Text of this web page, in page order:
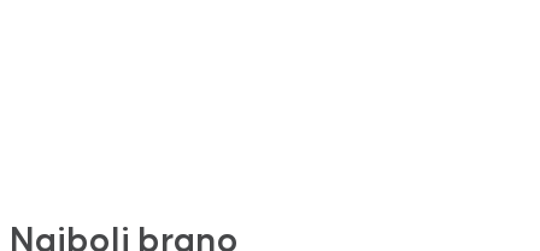
Najbolj brano